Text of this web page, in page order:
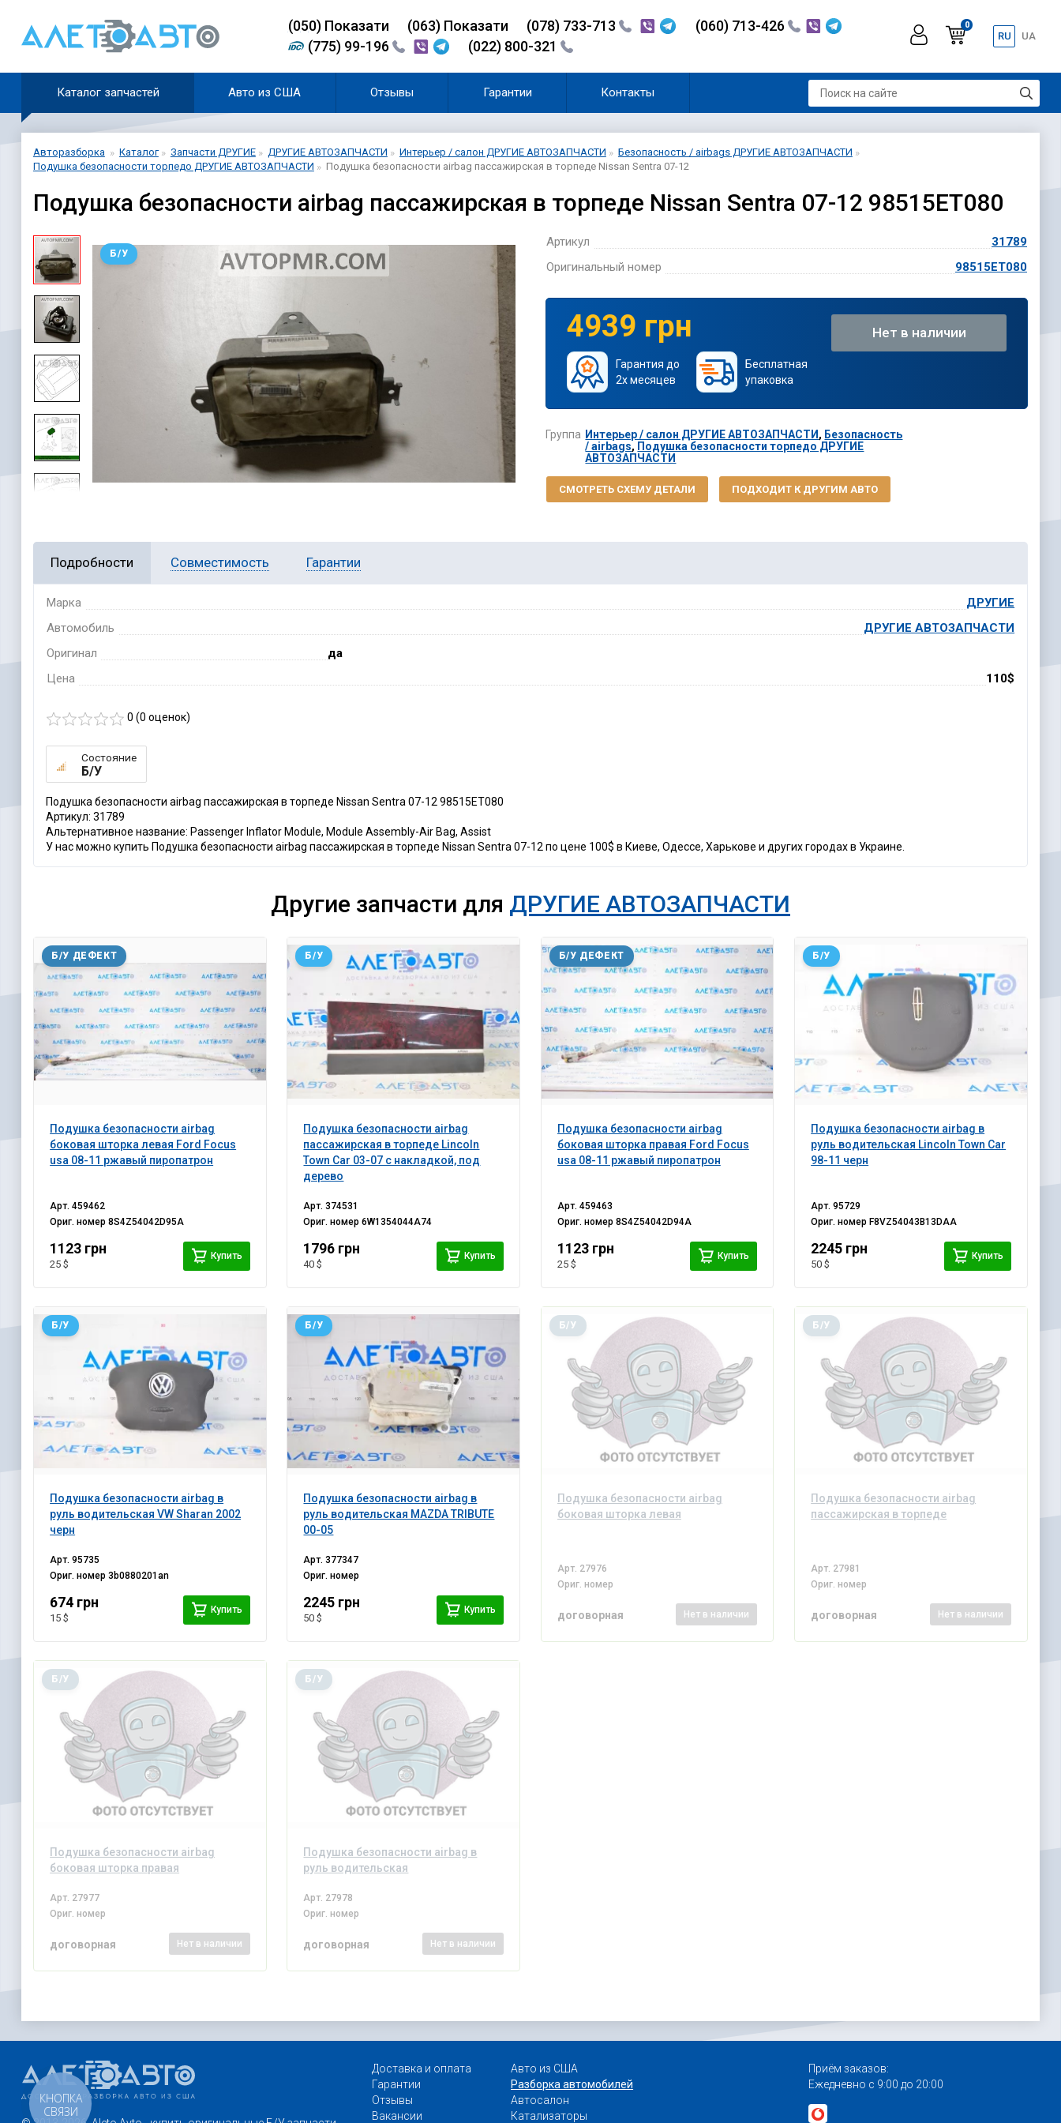
(050)Показати (063) Показати (078) 733-713
(060) 713-426
(775) 99-196
(022) 800-321
0
RU UA
Каталог запчастей Авто из США Отзывы Гарантии Контакты
Авторазборка Каталог Запчасти ДРУГИЕ ДРУГИЕ АВТОЗАПЧАСТИ Интерьер / салон ДРУГИЕ АВТОЗАПЧАСТИ
Безопасность / airbags ДРУГИЕ АВТОЗАПЧАСТИ
Подушка безопасности торпедо ДРУГИЕ АВТОЗАПЧАСТИ
Подушка безопасности airbag пассажирская в торпеде Nissan Sentra 07-12
Подушка безопасности airbag пассажирская в торпеде Nissan Sentra 07-12 98515ET080
Б/У
Артикул
31789
Оригинальный номер
98515ET080
4939 грн
Гарантия до
2х месяцев
Бесплатная
упаковка
Нет в наличии
Группа Интерьер / салон ДРУГИЕ АВТОЗАПЧАСТИ , Безопасность
/ airbags, Подушка безопасности торпедо ДРУГИЕ
АВТОЗАПЧАСТИ
СМОТРЕТЬ СХЕМУ ДЕТАЛИ ПОДХОДИТ К ДРУГИМ АВТО
Подробности Совместимость Гарантии
Марка
ДРУГИЕ
Автомобиль
ДРУГИЕ АВТОЗАПЧАСТИ
Оригинал
да
Цена
110$
0 (0 оценок)
Состояние
Б/У
Подушка безопасности airbag пассажирская в торпеде Nissan Sentra 07-12 98515ET080
Артикул: 31789
Альтернативное название: Passenger Inflator Module, Module Assembly-Air Bag, Assist
У нас можно купить Подушка безопасности airbag пассажирская в торпеде Nissan Sentra 07-12 по цене 100$ в Киеве, Одессе, Харькове и других городах в Украине.
Другие запчасти для ДРУГИЕ АВТОЗАПЧАСТИ
Подушка безопасности airbag
боковая шторка левая Ford Focus
usa 08-11 ржавый пиропатрон
Б/У ДЕФЕКТ
Арт.459462
Ориг. номер8S4Z54042D95A
1123 грн
25 $
Купить
Подушка безопасности airbag
пассажирская в торпеде Lincoln
Town Car 03-07 с накладкой, под
дерево
Б/У
Арт.374531
Ориг. номер6W1354044A74
1796 грн
40 $
Купить
Подушка безопасности airbag
боковая шторка правая Ford Focus
usa 08-11 ржавый пиропатрон
Б/У ДЕФЕКТ
Арт. 459463
Ориг. номер 8S4Z54042D94A
1123 грн
25 $
Купить
Подушка безопасности airbag в
руль водительская Lincoln Town Car
98-11 черн
Б/У
Арт.95729
Ориг. номер F8VZ54043B13DAA
2245 грн
50 $
Купить
Подушка безопасности airbag в
руль водительская VW Sharan 2002
черн
Б/У
Арт.95735
Ориг. номер3b0880201an
674 грн
15 $
Купить
Подушка безопасности airbag в
руль водительская MAZDA TRIBUTE
00-05
Б/У
Арт.377347
Ориг. номер
2245 грн
50 $
Купить
Подушка безопасности airbag
боковая шторка левая
Б/У
Арт. 27976
Ориг. номер
договорная Нет в наличии
Подушка безопасности airbag
пассажирская в торпеде
Б/У
Арт. 27981
Ориг. номер
договорная Нет в наличии
Подушка безопасности airbag
боковая шторка правая
Б/У
Арт. 27977
Ориг. номер
договорная Нет в наличии
Подушка безопасности airbag в
руль водительская
Б/У
Арт. 27978
Ориг. номер
договорная Нет в наличии
Доставка и оплата
Гарантии
Отзывы
Вакансии
Авто из США
Разборка автомобилей
Автосалон
Катализаторы
Приём заказов:
Ежедневно с 9:00 до 20:00
КНОПКА
СВЯЗИ